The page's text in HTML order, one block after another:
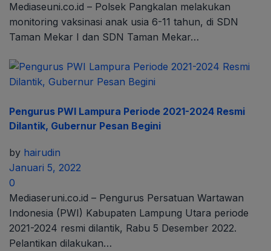
Mediaseuni.co.id – Polsek Pangkalan melakukan
monitoring vaksinasi anak usia 6-11 tahun, di SDN
Taman Mekar I dan SDN Taman Mekar…
Pengurus PWI Lampura Periode 2021-2024 Resmi
Dilantik, Gubernur Pesan Begini
by hairudin
Januari 5, 2022
0
Mediaseruni.co.id – Pengurus Persatuan Wartawan
Indonesia (PWI) Kabupaten Lampung Utara periode
2021-2024 resmi dilantik, Rabu 5 Desember 2022.
Pelantikan dilakukan…